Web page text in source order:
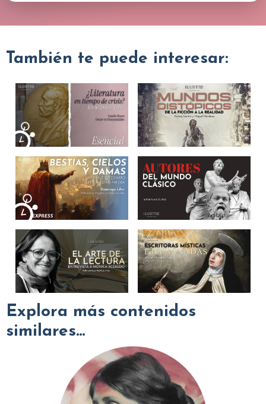
También te puede interesar:
Explora más contenidos
similares...